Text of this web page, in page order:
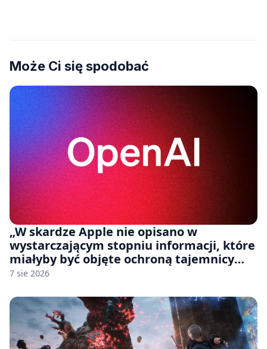
Może Ci się spodobać
„W skardze Apple nie opisano w
wystarczającym stopniu informacji, które
miałyby być objęte ochroną tajemnicy
handlowej”. OpenAI żąda odrzucenia
7 sie 2026